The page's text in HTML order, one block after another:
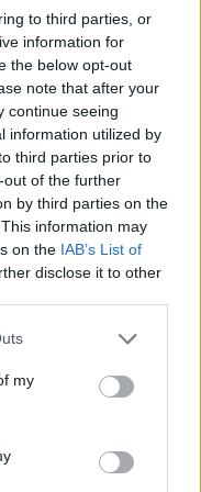
to third parties, or
information for
the below opt-out
note that after your
continue seeing
information utilized by
third parties prior to
of the further
by third parties on the
information may
on the IAB’s List of
disclose it to other
one or more Google
You may click to
third-party tags to
in below Google
my
cringe'owego;
cringe'owy;